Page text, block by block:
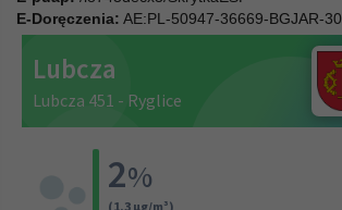
E-Doręczenia: AE:PL-50947-36669-BGJAR-30